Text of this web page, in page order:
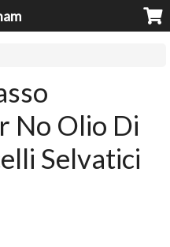
No Olio Di
Selvatici